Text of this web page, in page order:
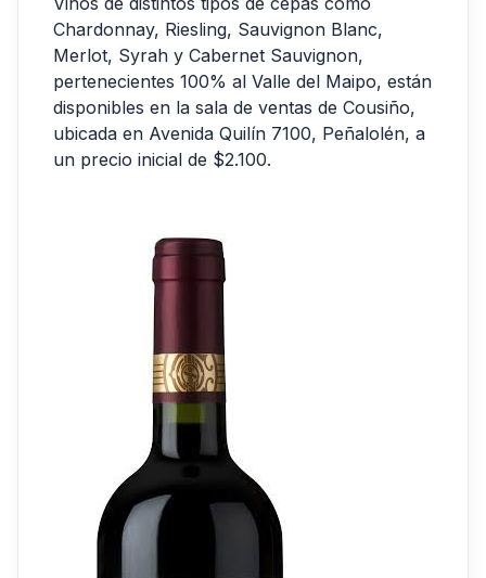
Chardonnay, Riesling, Sauvignon Blanc,
Merlot, Syrah y Cabernet Sauvignon,
pertenecientes 100% al Valle del Maipo, están
disponibles en la sala de ventas de Cousiño,
ubicada en Avenida Quilín 7100, Peñalolén, a
un precio inicial de $2.100.